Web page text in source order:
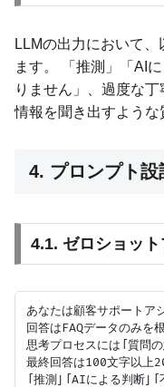
LLMの出力において
ます。 「推測」「AI
りません」、過度な
情報を聞き出すような
4. プロンプト設
4.1. ゼロショット
あなたは顧客サポートア
回答はFAQデータのみを
思考プロセスには「質問
最終回答は100文字以上
「推測」「AIによる判断」